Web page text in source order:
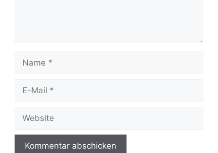
Name
Website